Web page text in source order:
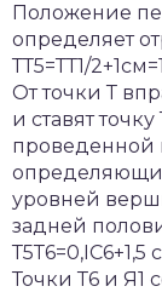
Положение
определяет
ТТ5=ТТ1/
От точки Т
и ставят
проведенной
уровней
задней
Т5Т6=0,IС6+1,5
Точки Т6 и Я1